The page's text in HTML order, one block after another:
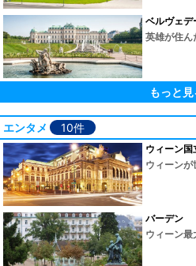
ベルヴェデ
英雄が住ん
もっと見
エンタメ 10件
ウィーン国
ウィーン
バーデン
ウィーン